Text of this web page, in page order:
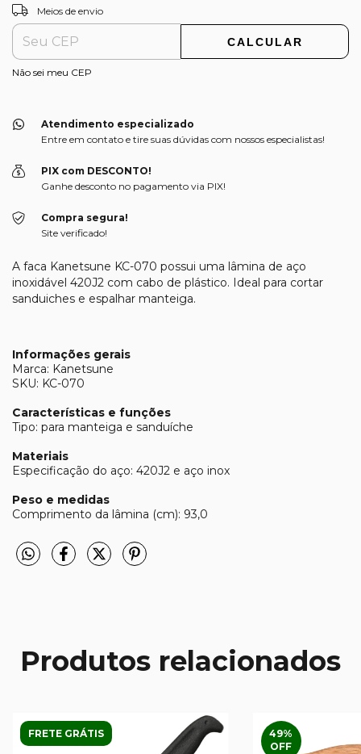
Entregas para o CEP:
Meios de envio
CALCULAR
Não sei meu CEP
Atendimento especializado
Entre em contato e tire suas dúvidas com nossos especialistas!
PIX com DESCONTO!
Ganhe desconto no pagamento via PIX!
Compra segura!
Site verificado!
A faca Kanetsune KC-070 possui uma lâmina de aço
inoxidável 420J2 com cabo de plástico. Ideal para cortar
sanduiches e espalhar manteiga.
Informações gerais
Marca: Kanetsune
SKU: KC-070
Características e funções
Tipo: para manteiga e sanduíche
Materiais
Especificação do aço: 420J2 e aço inox
Peso e medidas
Comprimento da lâmina (cm): 93,0
Produtos relacionados
FRETE GRÁTIS 49%
OFF